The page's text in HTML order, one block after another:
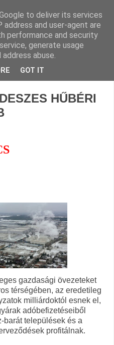
napi
HŰBÉRI
gazdasági övezeteket
térségében, az eredetileg
milliárdoktól esnek el,
adóbefizetéseiből
barát települések és a
profitálnak.
to deliver its services
address and user-agent are
performance and security
generate usage
abuse.
GOT IT